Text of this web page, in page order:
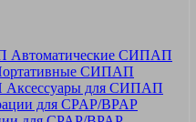
Автоматические СИПАП
СИПАП
Аксессуары для СИПАП